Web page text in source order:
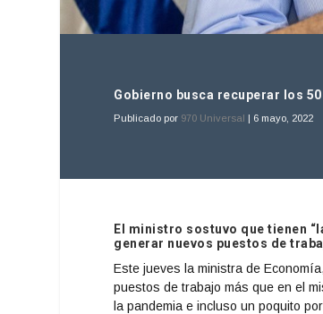
Gobierno busca recuperar los
Publicado por 970 Universal | 6 mayo, 2022
El ministro sostuvo que tienen
generar nuevos puestos de
Este jueves la ministra de
puestos de trabajo más que en el
la pandemia e incluso un poquito